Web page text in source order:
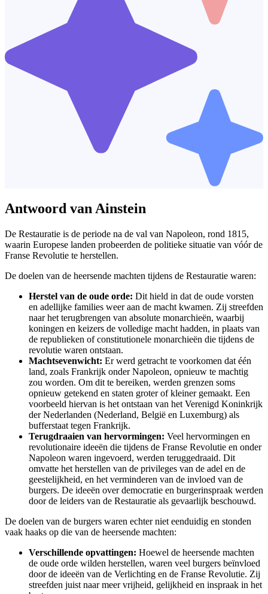
Antwoord van Ainstein
De Restauratie is de periode na de val van Napoleon, rond 1815,
waarin Europese landen probeerden de politieke situatie van vóór de
Franse Revolutie te herstellen.
De doelen van de heersende machten tijdens de Restauratie waren:
Herstel van de oude orde: Dit hield in dat de oude vorsten
en adellijke families weer aan de macht kwamen. Zij streefden
naar het terugbrengen van absolute monarchieën, waarbij
koningen en keizers de volledige macht hadden, in plaats van
de republieken of constitutionele monarchieën die tijdens de
revolutie waren ontstaan.
Machtsevenwicht: Er werd getracht te voorkomen dat één
land, zoals Frankrijk onder Napoleon, opnieuw te machtig
zou worden. Om dit te bereiken, werden grenzen soms
opnieuw getekend en staten groter of kleiner gemaakt. Een
voorbeeld hiervan is het ontstaan van het Verenigd Koninkrijk
der Nederlanden (Nederland, België en Luxemburg) als
bufferstaat tegen Frankrijk.
Terugdraaien van hervormingen: Veel hervormingen en
revolutionaire ideeën die tijdens de Franse Revolutie en onder
Napoleon waren ingevoerd, werden teruggedraaid. Dit
omvatte het herstellen van de privileges van de adel en de
geestelijkheid, en het verminderen van de invloed van de
burgers. De ideeën over democratie en burgerinspraak werden
door de leiders van de Restauratie als gevaarlijk beschouwd.
De doelen van de burgers waren echter niet eenduidig en stonden
vaak haaks op die van de heersende machten:
Verschillende opvattingen: Hoewel de heersende machten
de oude orde wilden herstellen, waren veel burgers beïnvloed
door de ideeën van de Verlichting en de Franse Revolutie. Zij
streefden juist naar meer vrijheid, gelijkheid en inspraak in het